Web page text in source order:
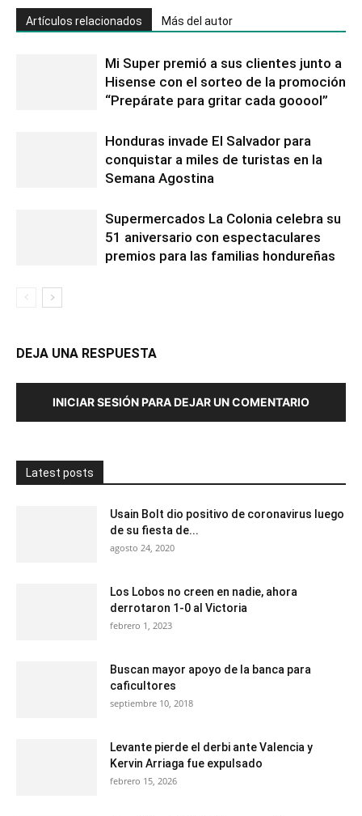
Artículos relacionados Más del autor
Mi Super premió a sus clientes junto a
Hisense con el sorteo de la promoción
“Prepárate para gritar cada gooool”
Honduras invade El Salvador para
conquistar a miles de turistas en la
Semana Agostina
Supermercados La Colonia celebra su
51 aniversario con espectaculares
premios para las familias hondureñas
DEJA UNA RESPUESTA
INICIAR SESIÓN PARA DEJAR UN COMENTARIO
Latest posts
Usain Bolt dio positivo de coronavirus luego
de su fiesta de...
agosto 24, 2020
Los Lobos no creen en nadie, ahora
derrotaron 1-0 al Victoria
febrero 1, 2023
Buscan mayor apoyo de la banca para
caficultores
septiembre 10, 2018
Levante pierde el derbi ante Valencia y
Kervin Arriaga fue expulsado
febrero 15, 2026